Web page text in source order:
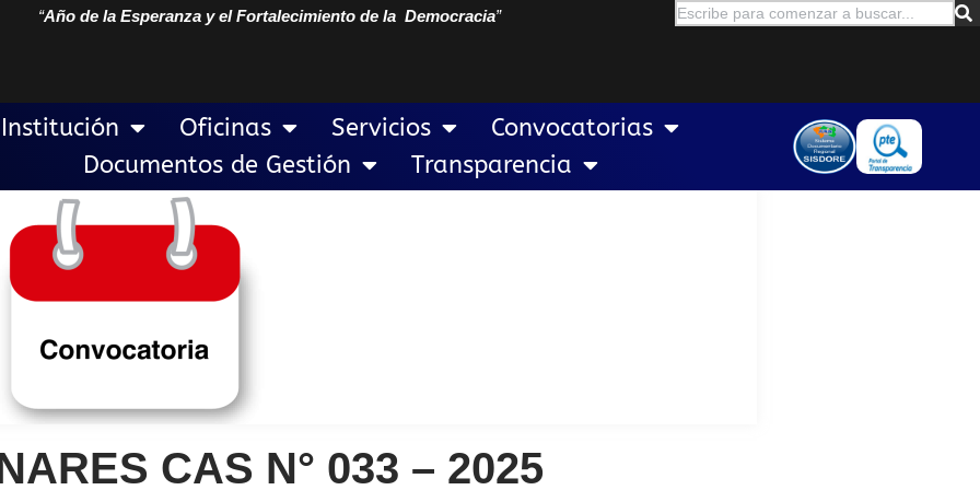
“Año de la Esperanza y el Fortalecimiento de la Democracia”
Institución Oficinas Servicios
Convocatorias
Documentos de Gestión
Transparencia
CAS N° 033 – 2025